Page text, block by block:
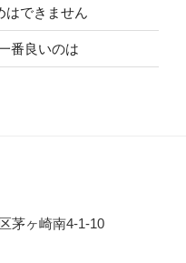
はできません
番良いのは
茅ヶ崎南4-1-10